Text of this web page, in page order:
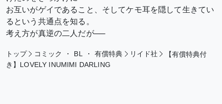
お互いがゲイであること、そしてケモ耳を隠して生きてい
るという共通点を知る。
考え方が真逆の二人だが──
トップ コミック ・ BL ・ 有償特典 リイド社
【有償特典付
き】LOVELY INUMIMI DARLING